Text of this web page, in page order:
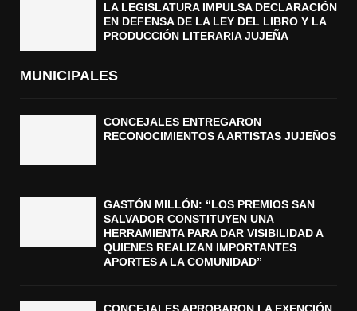
LA LEGISLATURA IMPULSA DECLARACIÓN
EN DEFENSA DE LA LEY DEL LIBRO Y LA
PRODUCCIÓN LITERARIA JUJEÑA
MUNICIPALES
CONCEJALES ENTREGARON
RECONOCIMIENTOS A ARTISTAS JUJEÑOS
GASTÓN MILLÓN: “LOS PREMIOS SAN
SALVADOR CONSTITUYEN UNA
HERRAMIENTA PARA DAR VISIBILIDAD A
QUIENES REALIZAN IMPORTANTES
APORTES A LA COMUNIDAD”